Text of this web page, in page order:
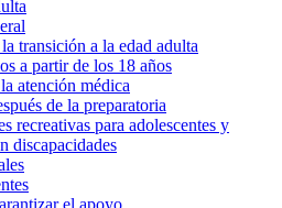
transición a la edad adulta
a partir de los 18 años
atención médica
de la preparatoria
recreativas para adolescentes y
discapacidades
el apoyo